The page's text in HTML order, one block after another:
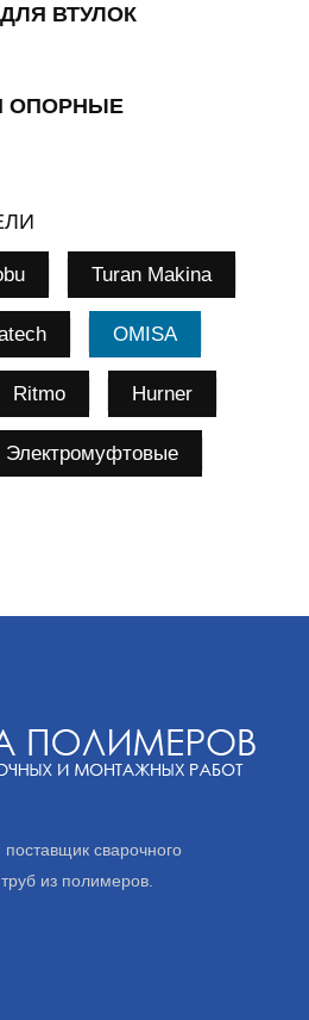
ВТУЛОК
ОПОРНЫЕ
Turan Makina
OMISA
Ritmo Hurner
Электромуфтовые
сварочного
из полимеров.